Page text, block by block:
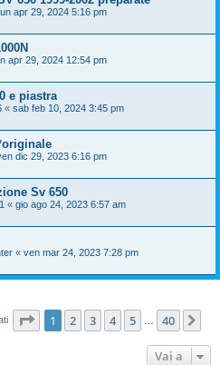
apr 29, 2024 5:16 pm
apr 29, 2024 12:54 pm
e piastra
« sab feb 10, 2024 3:45 pm
dic 29, 2023 6:16 pm
Sv 650
« gio ago 24, 2023 6:57 am
« ven mar 24, 2023 7:28 pm
Pagina di 40
1 2 3 4 5 40
Vai a